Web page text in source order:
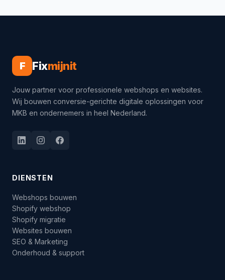
F Fixmijnit
Jouw partner voor professionele webshops en websites.
Wij bouwen conversie-gerichte digitale oplossingen voor
MKB en ondernemers in heel Nederland.
DIENSTEN
Webshops bouwen
Shopify webshop
Shopify migratie
Websites bouwen
SEO & Marketing
Onderhoud & support